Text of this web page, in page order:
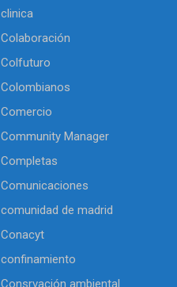
clinica
Colaboración
Colfuturo
Colombianos
Comercio
Community Manager
Completas
Comunicaciones
comunidad de madrid
Conacyt
confinamiento
Consrvación ambiental